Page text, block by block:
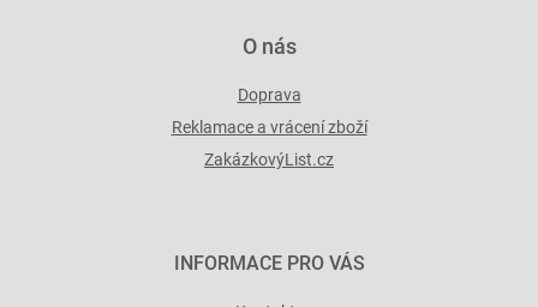
O nás
Doprava
Reklamace a vrácení zboží
ZakázkovýList.cz
INFORMACE PRO VÁS